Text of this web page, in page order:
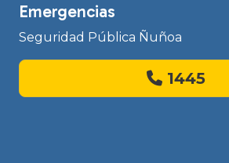
Emergencias
Seguridad Pública Ñuñoa
1445